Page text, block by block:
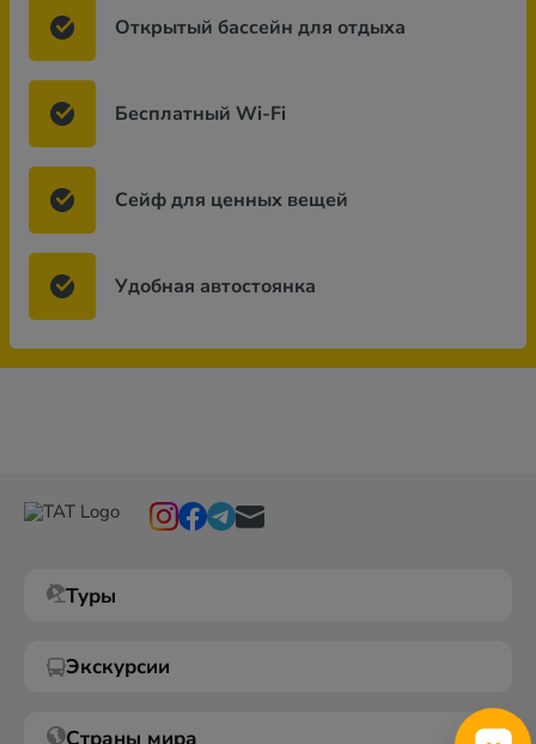
Открытый бассейн для отдыха
Бесплатный Wi-Fi
Сейф для ценных вещей
Удобная автостоянка
Туры
Экскурсии
Страны мира